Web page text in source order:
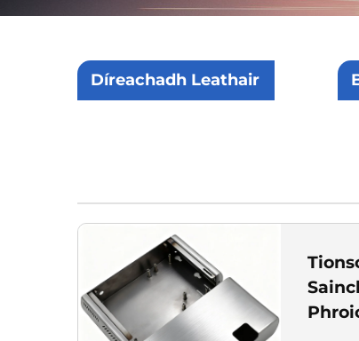
Díreachadh Leathair